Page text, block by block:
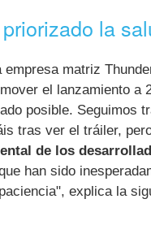
la
matriz
el lanzamiento a
posible. Seguimos
tras ver el tráiler,
de los
han sido
explica la